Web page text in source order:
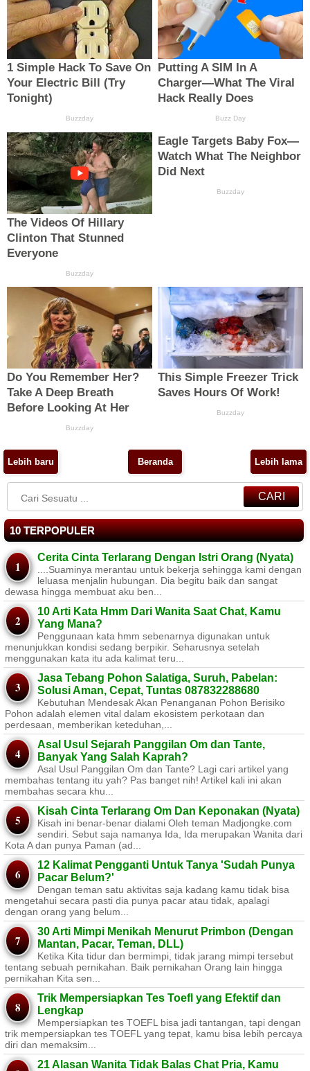
Lebih baru Lebih lama
Beranda
CARI
10 TERPOPULER
Cerita Cinta Terlarang Dengan Istri Orang (Nyata)
....Suaminya merantau untuk bekerja sehingga kami dengan
leluasa menjalin hubungan. Dia begitu baik dan sangat
dewasa hingga membuat aku ben...
10 Arti Kata Hmm Dari Wanita Saat Chat, Kamu
Yang Mana?
Penggunaan kata hmm sebenarnya digunakan untuk
menunjukkan kondisi sedang berpikir. Seharusnya setelah
menggunakan kata itu ada kalimat teru...
Jasa Tebang Pohon Salatiga, Suruh, Pabelan:
Solusi Aman, Cepat, Tuntas 087832288680
Kebutuhan Mendesak Akan Penanganan Pohon Berisiko ​
Pohon adalah elemen vital dalam ekosistem perkotaan dan
perdesaan, memberikan keteduhan,...
Asal Usul Sejarah Panggilan Om dan Tante,
Banyak Yang Salah Kaprah?
Asal Usul Panggilan Om dan Tante? Lagi cari artikel yang
membahas tentang itu yah? Pas banget nih! Artikel kali ini akan
membahas secara khu...
Kisah Cinta Terlarang Om Dan Keponakan (Nyata)
Kisah ini benar-benar dialami Oleh teman Madjongke.com
sendiri. Sebut saja namanya Ida, Ida merupakan Wanita dari
Kota A dan punya Paman (ad...
12 Kalimat Pengganti Untuk Tanya 'Sudah Punya
Pacar Belum?'
Dengan teman satu aktivitas saja kadang kamu tidak bisa
mengetahui secara pasti dia punya pacar atau tidak, apalagi
dengan orang yang belum...
30 Arti Mimpi Menikah Menurut Primbon (Dengan
Mantan, Pacar, Teman, DLL)
Ketika Kita tidur dan bermimpi, tidak jarang mimpi tersebut
tentang sebuah pernikahan. Baik pernikahan Orang lain hingga
pernikahan Kita sen...
Trik Mempersiapkan Tes Toefl yang Efektif dan
Lengkap
Mempersiapkan tes TOEFL bisa jadi tantangan, tapi dengan
trik mempersiapkan tes TOEFL yang tepat, kamu bisa lebih percaya
diri dan memaksim...
21 Alasan Wanita Tidak Balas Chat Pria, Kamu